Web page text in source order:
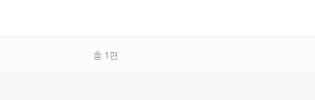
총 1편